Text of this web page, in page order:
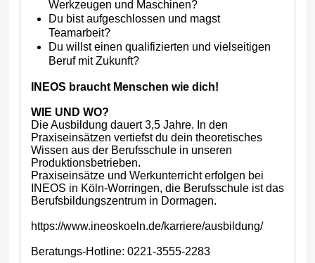
Werkzeugen und Maschinen?
Du bist aufgeschlossen und magst
Teamarbeit?
Du willst einen qualifizierten und vielseitigen
Beruf mit Zukunft?
INEOS braucht Menschen wie dich!
WIE UND WO?
Die Ausbildung dauert 3,5 Jahre. In den
Praxiseinsätzen vertiefst du dein theoretisches
Wissen aus der Berufsschule in unseren
Produktionsbetrieben.
Praxiseinsätze und Werkunterricht erfolgen bei
INEOS in Köln-Worringen, die Berufsschule ist das
Berufsbildungszentrum in Dormagen.
https://www.ineoskoeln.de/karriere/ausbildung/
Beratungs-Hotline: 0221-3555-2283